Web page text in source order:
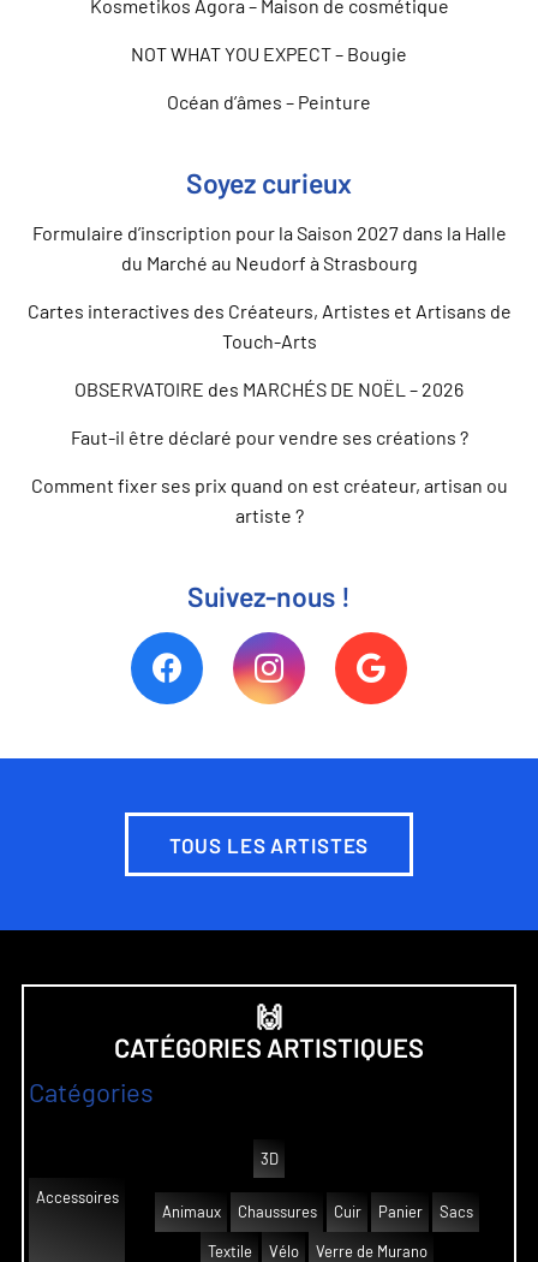
Kosmetikos Agora – Maison de cosmétique
NOT WHAT YOU EXPECT – Bougie
Océan d’âmes – Peinture
Soyez curieux
Formulaire d’inscription pour la Saison 2027 dans la Halle
du Marché au Neudorf à Strasbourg
Cartes interactives des Créateurs, Artistes et Artisans de
Touch-Arts
OBSERVATOIRE des MARCHÉS DE NOËL – 2026
Faut-il être déclaré pour vendre ses créations ?
Comment fixer ses prix quand on est créateur, artisan ou
artiste ?
Suivez-nous !
TOUS LES ARTISTES
🙌
CATÉGORIES ARTISTIQUES
Catégories
3D
Accessoires
Animaux
Chaussures Cuir Panier Sacs
Textile Vélo Verre de Murano